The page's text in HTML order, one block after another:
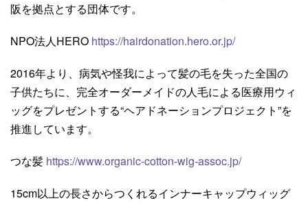
阪を拠点とする団体です。
NPO法人HERO https://hairdonation.hero.or.jp/
2016年より、病気や怪我によって髪の毛を失った全国の
子供たちに、完全オーダーメイドの人毛による医療用ウィ
ッグをプレゼントする“ヘアドネーションプロジェクト”を
推進しています。
つな髪 https://www.organic-cotton-wig-assoc.jp/
15cm以上の長さからつくれるインナーキャップウィッグ